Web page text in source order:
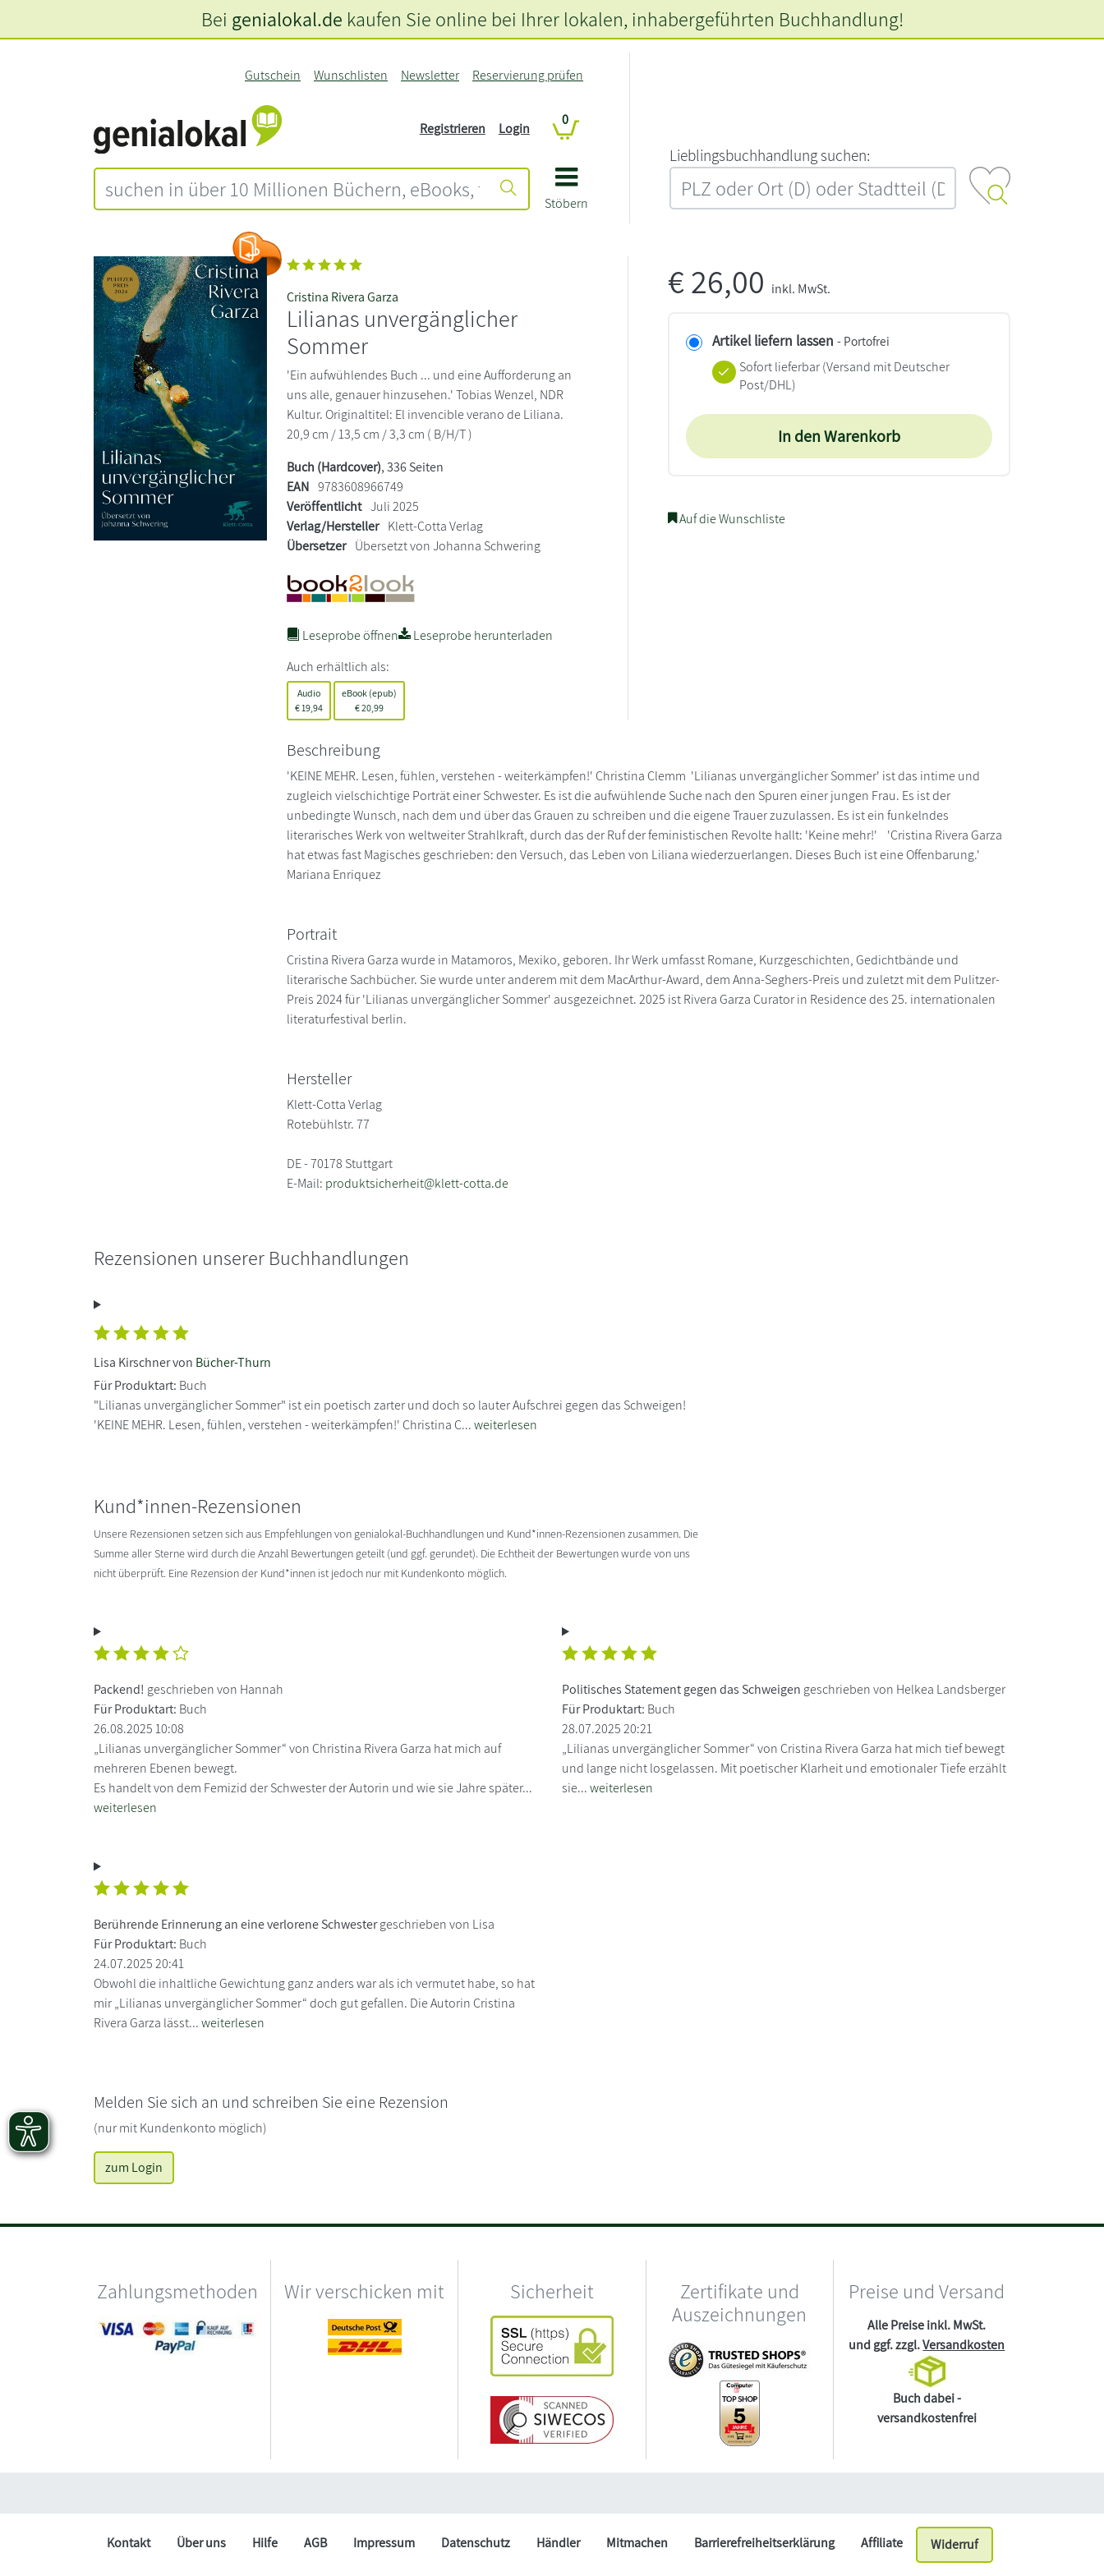
Stöbern
Gutschein Wunschlisten Newsletter Reservierung prüfen
Registrieren Login
0
L‍i‍e‍b‍l‍i‍n‍g‍s‍b‍u‍c‍h‍h‍a‍n‍d‍l‍u‍n‍g‍ ‍s‍u‍c‍h‍e‍n‍:‍
Bei genialokal.de kaufen Sie online bei Ihrer lokalen, inhabergeführten Buchhandlung!
Cristina Rivera Garza
Lilianas unvergänglicher
Sommer
'Ein aufwühlendes Buch ... und eine Aufforderung an
uns alle, genauer hinzusehen.' Tobias Wenzel, NDR
Kultur. Originaltitel: El invencible verano de Liliana.
20,9 cm / 13,5 cm / 3,3 cm ( B/H/T )
Buch (Hardcover), 336 Seiten
EAN 9783608966749
Veröffentlicht Juli 2025
Verlag/Hersteller Klett-Cotta Verlag
Übersetzer Übersetzt von Johanna Schwering
Leseprobe öffnen
Leseprobe herunterladen
Auch erhältlich als:
Audio
€ 19,94
eBook (epub)
€20,99
€26,00 inkl. MwSt.
Artikel liefern lassen - Portofrei
Sofort lieferbar(Versand mit Deutscher
Post/DHL)
In den Warenkorb
Auf die Wunschliste
Beschreibung
'KEINE MEHR. Lesen, fühlen, verstehen - weiterkämpfen!' Christina Clemm 'Lilianas unvergänglicher Sommer' ist das intime und
zugleich vielschichtige Porträt einer Schwester. Es ist die aufwühlende Suche nach den Spuren einer jungen Frau. Es ist der
unbedingte Wunsch, nach dem und über das Grauen zu schreiben und die eigene Trauer zuzulassen. Es ist ein funkelndes
literarisches Werk von weltweiter Strahlkraft, durch das der Ruf der feministischen Revolte hallt: 'Keine mehr!' 'Cristina Rivera Garza
hat etwas fast Magisches geschrieben: den Versuch, das Leben von Liliana wiederzuerlangen. Dieses Buch ist eine Offenbarung.'
Mariana Enriquez
Portrait
Cristina Rivera Garza wurde in Matamoros, Mexiko, geboren. Ihr Werk umfasst Romane, Kurzgeschichten, Gedichtbände und
literarische Sachbücher. Sie wurde unter anderem mit dem MacArthur-Award, dem Anna-Seghers-Preis und zuletzt mit dem Pulitzer-
Preis 2024 für 'Lilianas unvergänglicher Sommer' ausgezeichnet. 2025 ist Rivera Garza Curator in Residence des 25. internationalen
literaturfestival berlin.
Hersteller
Klett-Cotta Verlag
Rotebühlstr. 77
DE - 70178 Stuttgart
E-Mail: produktsicherheit@klett-cotta.de
Rezensionen unserer Buchhandlungen
Lisa Kirschner von Bücher-Thurn
Für Produktart: Buch
"Lilianas unvergänglicher Sommer" ist ein poetisch zarter und doch so lauter Aufschrei gegen das Schweigen!
'KEINE MEHR. Lesen, fühlen, verstehen - weiterkämpfen!' Christina C...weiterlesen
Kund*innen-Rezensionen
Unsere Rezensionen setzen sich aus Empfehlungen von genialokal-Buchhandlungen und Kund*innen-Rezensionen zusammen. Die
Summe aller Sterne wird durch die Anzahl Bewertungen geteilt (und ggf. gerundet). Die Echtheit der Bewertungen wurde von uns
nicht überprüft. Eine Rezension der Kund*innen ist jedoch nur mit Kundenkonto möglich.
Packend! geschrieben von Hannah
Für Produktart: Buch
26.08.2025 10:08
„Lilianas unvergänglicher Sommer“ von Christina Rivera Garza hat mich auf
mehreren Ebenen bewegt.
Es handelt von dem Femizid der Schwester der Autorin und wie sie Jahre später...
weiterlesen
Politisches Statement gegen das Schweigen geschrieben von Helkea Landsberger
Für Produktart: Buch
28.07.2025 20:21
„Lilianas unvergänglicher Sommer“ von Cristina Rivera Garza hat mich tief bewegt
und lange nicht losgelassen. Mit poetischer Klarheit und emotionaler Tiefe erzählt
sie...weiterlesen
Berührende Erinnerung an eine verlorene Schwestergeschrieben von Lisa
Für Produktart: Buch
24.07.2025 20:41
Obwohl die inhaltliche Gewichtung ganz anders war als ich vermutet habe, so hat
mir „Lilianas unvergänglicher Sommer“ doch gut gefallen. Die Autorin Cristina
Rivera Garza lässt...weiterlesen
Melden Sie sich an und schreiben Sie eine Rezension
(nur mit Kundenkonto möglich)
zum Login
Zahlungsmethoden Wir verschicken mit Sicherheit
Zertifikate und
Auszeichnungen
Preise und Versand
Alle Preise inkl. MwSt.
und ggf. zzgl.Versandkosten
Buch dabei -
versandkostenfrei
Kontakt Über uns Hilfe AGB Impressum Datenschutz Händler Mitmachen Barrierefreiheitserklärung Affiliate Widerruf